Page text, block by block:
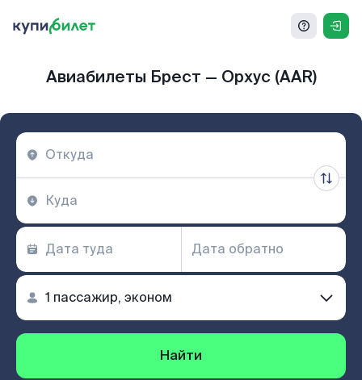
Авиабилеты Брест — Орхус (AAR)
Найти